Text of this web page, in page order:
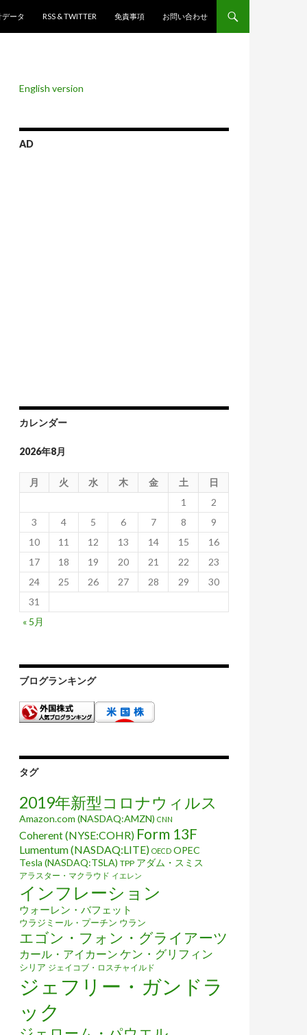
ータ
RSS & TWITTER 免責事項 お問い合わせ
民から税金を取り尽くしてから
たか
使われていなかった
English version
AD
カレンダー
2026年8月
月 火 水 木 金 土
日
1
2
3
4 5 6 7 8
9
10
11 12 13 14 15
16
17
18 19 20 21 22
23
24
25 26 27 28 29
30
31
« 5月
ブログランキング
タグ
2019年新型コロナウィルス
Amazon.com (NASDAQ:AMZN) CNN
Coherent (NYSE:COHR) Form 13F
Lumentum (NASDAQ:LITE) OECD OPEC
Tesla (NASDAQ:TSLA) TPP アダム・スミス
アラスター・マクラウド イエレン
インフレーション
ウォーレン・バフェット
ウラジミール・プーチン ウラン
エゴン・フォン・グライアーツ
カール・アイカーン ケン・グリフィン
シリア ジェイコブ・ロスチャイルド
ジェフリー・ガンドラ
ック